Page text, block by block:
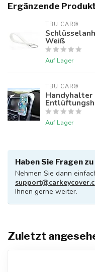
Ergänzende
TBU CAR®
Weiß
Auf Lager
TBU CAR®
Handyhalter
Auf Lager
Haben Sie Fragen
Nehmen Sie dann
Ihnen gerne weiter.
Zuletzt